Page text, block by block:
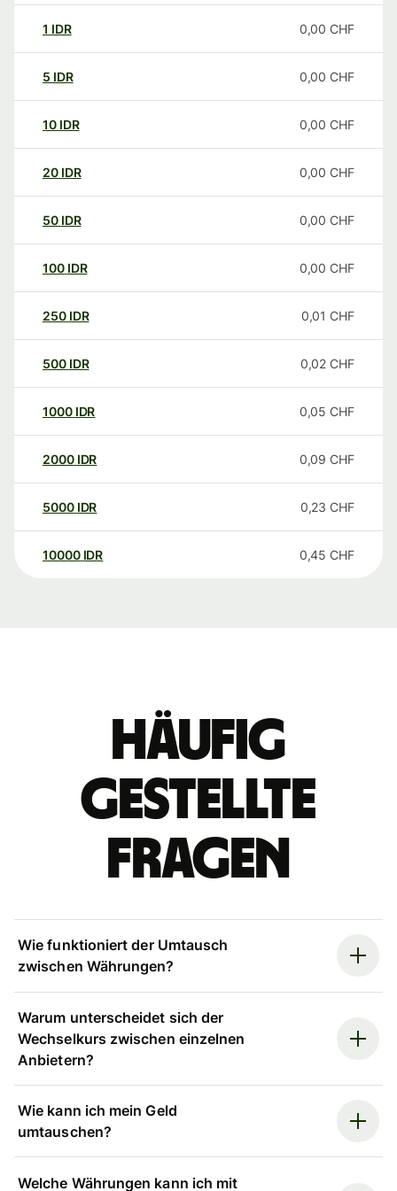
1 IDR 0,00 CHF
5 IDR 0,00 CHF
10 IDR 0,00 CHF
20 IDR 0,00 CHF
50 IDR 0,00 CHF
100 IDR 0,00 CHF
250 IDR 0,01 CHF
500 IDR 0,02 CHF
1000 IDR 0,05 CHF
2000 IDR 0,09 CHF
5000 IDR 0,23 CHF
10000 IDR 0,45 CHF
Häufig
gestellte
Fragen
Wie funktioniert der Umtausch
zwischen Währungen?
Warum unterscheidet sich der
Wechselkurs zwischen einzelnen
Anbietern?
Wie kann ich mein Geld
umtauschen?
Welche Währungen kann ich mit